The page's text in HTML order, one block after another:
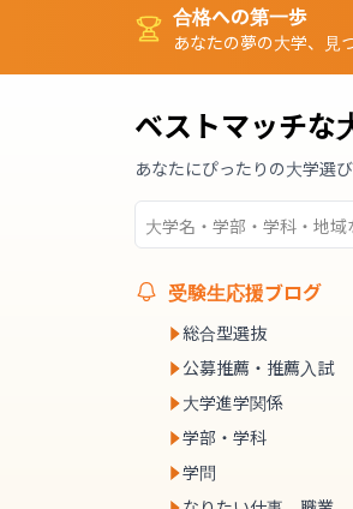
合格への第一歩
あなたの夢の大学、見
ベストマッチな
あなたにぴったりの大学選
受験生応援ブログ
総合型選抜
公募推薦・推薦入試
大学進学関係
学部・学科
学問